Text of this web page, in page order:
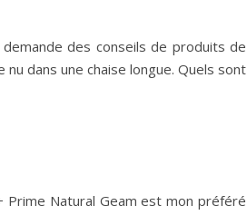
des conseils de produits de
dans une chaise longue. Quels sont
Prime Natural Geam est mon préféré